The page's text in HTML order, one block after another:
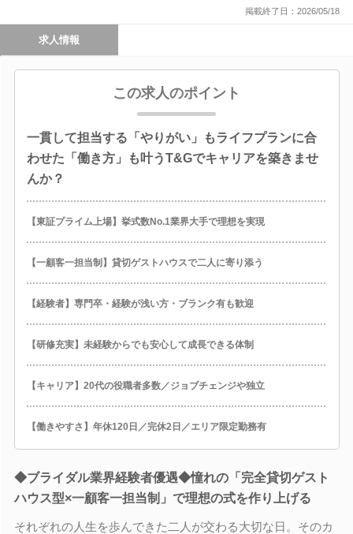
掲載終了日：2026/05/18
求人情報
この求人のポイント
一貫して担当する「やりがい」もライフプランに合
わせた「働き方」も叶うT&Gでキャリアを築きませ
んか？
【東証プライム上場】挙式数No.1業界大手で理想を実現
【一顧客一担当制】貸切ゲストハウスで二人に寄り添う
【経験者】専門卒・経験が浅い方・ブランク有も歓迎
【研修充実】未経験からでも安心して成長できる体制
【キャリア】20代の役職者多数／ジョブチェンジや独立
【働きやすさ】年休120日／完休2日／エリア限定勤務有
◆ブライダル業界経験者優遇◆憧れの「完全貸切ゲスト
ハウス型×一顧客一担当制」で理想の式を作り上げる
それぞれの人生を歩んできた二人が交わる大切な日。そのカ